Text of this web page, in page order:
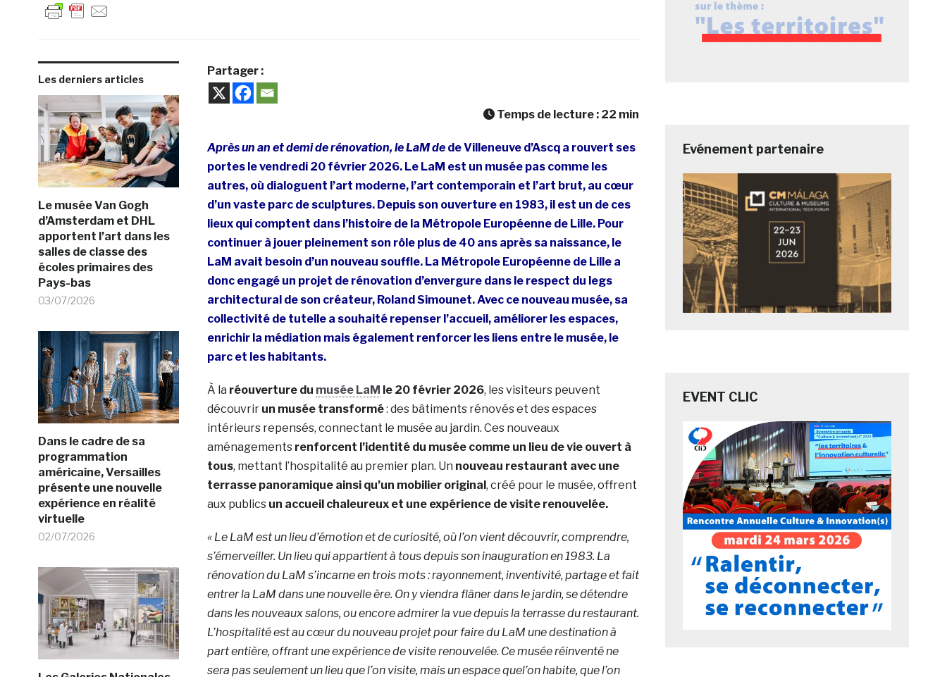
Les derniers articles
Le musée Van Gogh
d’Amsterdam et DHL
apportent l’art dans les
salles de classe des
écoles primaires des
Pays-bas
03/07/2026
Dans le cadre de sa
programmation
américaine, Versailles
présente une nouvelle
expérience en réalité
virtuelle
02/07/2026
Partager :
Temps de lecture : 22 min
Après un an et demi de rénovation, le LaM dede Villeneuve d’Ascq a rouvert ses
portes le vendredi 20 février 2026. Le LaM est un musée pas comme les
autres, où dialoguent l’art moderne, l’art contemporain et l’art brut, au cœur
d’un vaste parc de sculptures. Depuis son ouverture en 1983, il est un de ces
lieux qui comptent dans l’histoire de la Métropole Européenne de Lille. Pour
continuer à jouer pleinement son rôle plus de 40 ans après sa naissance, le
LaM avait besoin d’un nouveau souffle. La Métropole Européenne de Lille a
donc engagé un projet de rénovation d’envergure dans le respect du legs
architectural de son créateur, Roland Simounet. Avec ce nouveau musée, sa
collectivité de tutelle a souhaité repenser l’accueil, améliorer les espaces,
enrichir la médiation mais également renforcer les liens entre le musée, le
parc et les habitants.
À la réouverture du musée LaM le 20 février 2026, les visiteurs peuvent
découvrir un musée transformé: des bâtiments rénovés et des espaces
intérieurs repensés, connectant le musée au jardin. Ces nouveaux
aménagements renforcent l’identité du musée comme un lieu de vie ouvert à
tous, mettant l’hospitalité au premier plan. Un nouveau restaurant avec une
terrasse panoramique ainsi qu’un mobilier original, créé pour le musée, offrent
aux publics un accueil chaleureux et une expérience de visite renouvelée.
« Le LaM est un lieu d’émotion et de curiosité, où l’on vient découvrir, comprendre,
s’émerveiller. Un lieu qui appartient à tous depuis son inauguration en 1983. La
rénovation du LaM s’incarne en trois mots : rayonnement, inventivité, partage et fait
entrer la LaM dans une nouvelle ère. On y viendra flâner dans le jardin, se détendre
dans les nouveaux salons, ou encore admirer la vue depuis la terrasse du restaurant.
L’hospitalité est au cœur du nouveau projet pour faire du LaM une destination à
part entière, offrant une expérience de visite renouvelée. Ce musée réinventé ne
sera pas seulement un lieu que l’on visite, mais un espace quel’on habite, que l’on
Evénement partenaire
EVENT CLIC